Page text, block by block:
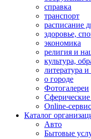
справка
транспорт
расписание
здоровье,
экономика
религия и
культура,
литература и
о городе
Фотогалереи
Online-
Каталог
Авто
Бытовые